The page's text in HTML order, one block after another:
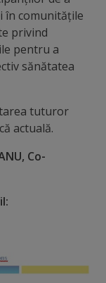
în comunitățile
privind
pentru a
sănătatea
tuturor
actuală.
Co-